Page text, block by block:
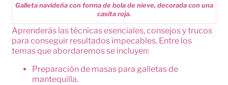
Galleta navideña con forma de bola de nieve, decorada con una
casita roja.
Aprenderás las técnicas esenciales, consejos y trucos
para conseguir resultados impecables. Entre los
temas que abordaremos se incluyen:
Preparación de masas para galletas de
mantequilla.